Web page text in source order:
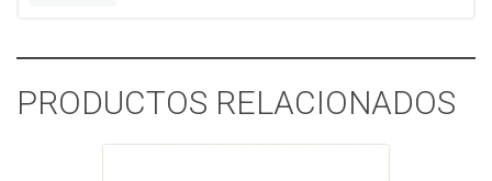
PRODUCTOS RELACIONADOS